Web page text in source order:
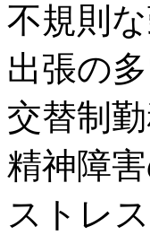
不規則
出張の
交替制
精神障
ストレ